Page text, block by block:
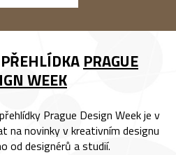
PRAGUE
WEEK
Prague Design Week je v
na novinky v kreativním designu
od designérů a studií.